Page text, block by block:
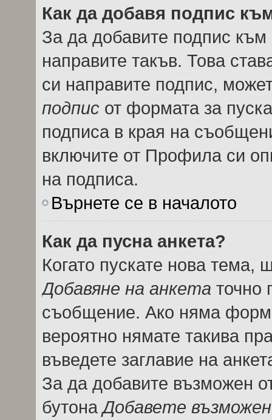
Как да добавя подпис
За да добавите подпис
направите такъв. Това
си направите подпис,
подпис от формата за
подписа в края на
включите от Профила си
на подписа.
Върнете се в началото
Как да пусна анкета?
Когато пускате нова
Добавяне на анкета точно
съобщение. Ако няма
вероятно нямате такива
въведете заглавие на
За да добавите възможен
бутонаДобавете